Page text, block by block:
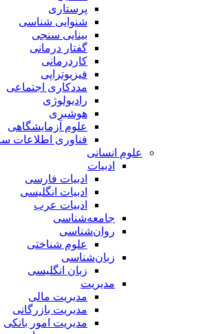
پرستاری
شنوایی شناسی
بینایی سنجی
گفتار درمانی
کاردرمانی
فیزیوتراپی
مددکاری اجتماعی
رادیولوژی
هوشبری
علوم آزمایشگاهی
فناوری اطلاعات
علوم انسانی
ادبیات
ادبیات فارسی
ادبیات انگلیسی
ادبیات عرب
جامعه‌شناسی
روان‌شناسی
علوم شناختی
زبان‌شناسی
زبان انگلیسی
مدیریت
مدیریت مالی
مدیریت بازرگانی
مدیریت امور بانکی